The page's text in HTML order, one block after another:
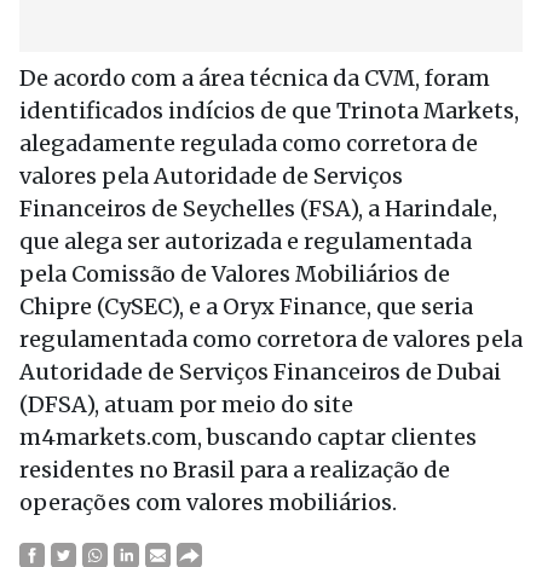
De acordo com a área técnica da CVM, foram
identificados indícios de que Trinota Markets,
alegadamente regulada como corretora de
valores pela Autoridade de Serviços
Financeiros de Seychelles (FSA), a Harindale,
que alega ser autorizada e regulamentada
pela Comissão de Valores Mobiliários de
Chipre (CySEC), e a Oryx Finance, que seria
regulamentada como corretora de valores pela
Autoridade de Serviços Financeiros de Dubai
(DFSA), atuam por meio do site
m4markets.com, buscando captar clientes
residentes no Brasil para a realização de
operações com valores mobiliários.